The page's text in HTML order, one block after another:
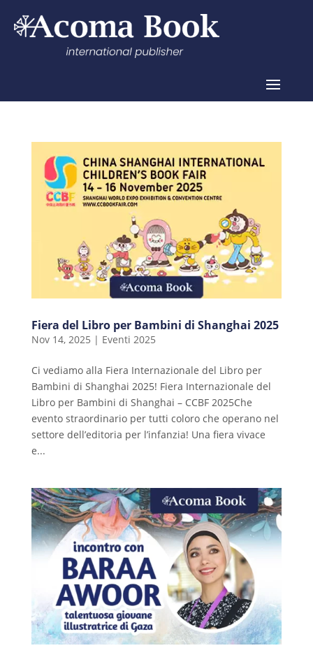
Fiera del Libro per Bambini di Shanghai 2025
Nov 14, 2025 | Eventi 2025
Ci vediamo alla Fiera Internazionale del Libro per
Bambini di Shanghai 2025! Fiera Internazionale del
Libro per Bambini di Shanghai – CCBF 2025Che
evento straordinario per tutti coloro che operano nel
settore dell’editoria per l’infanzia! Una fiera vivace
e...